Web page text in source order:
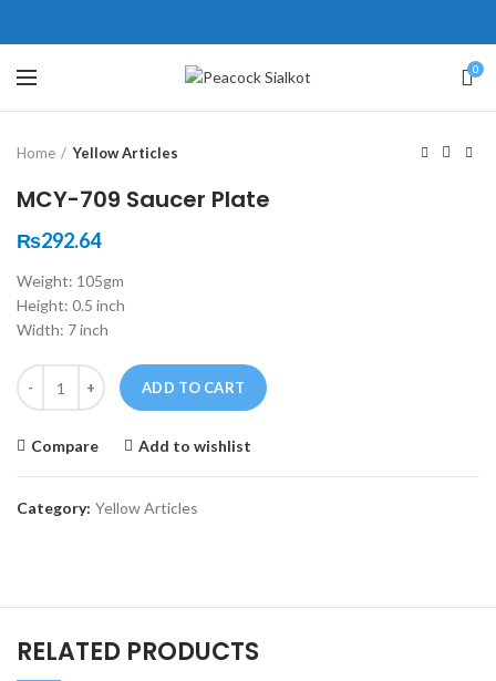
0
Click to enlarge
Home Yellow Articles
MCY-709 Saucer Plate
₨292.64
Weight: 105gm
Height: 0.5 inch
Width: 7 inch
Quantity
ADD TO CART
Compare Add to wishlist
Category: Yellow Articles
RELATED PRODUCTS
壯陽藥台灣購物
，這不是因為缺乏性生活，而
為缺乏溝通，所以保持談話很
盾越來越大，往往這是ED的情
會變得更加嚴重。
犀利士壯陽藥線上購買
戲都可以很好的幫助你獲得一
高質量的夫妻生活。犀利士治療
鬆，便於陰莖快速充血達到滿
堅硬勃起。在醫學界和陽痿病
望下，犀利士作為新一批藥